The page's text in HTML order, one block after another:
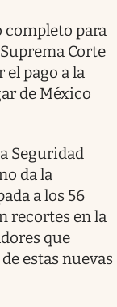
completo para
Corte
pago a la
de México
Seguridad
da la
a los 56
recortes en la
que
estas nuevas